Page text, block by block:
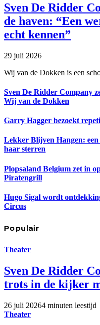
Sven De Ridder
de haven: “Een
echt kennen”
29 juli 2026
Wij van de Dokken is een
Sven De Ridder Company
Wij van de Dokken
Garry Hagger bezoekt
Lekker Blijven Hangen: een
haar sterren
Plopsaland Belgium zet in
Piratengrill
Hugo Sigal wordt
Circus
Populair
Theater
Sven De Ridder
trots in de kijker
26 juli 20264 minuten leestijd
Theater